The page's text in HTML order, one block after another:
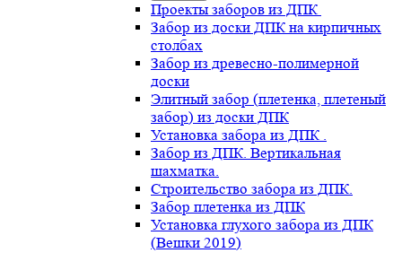
Проекты заборов из ДПК
Забор из доски ДПК на кирпичных
столбах
Забор из древесно-полимерной
доски
Элитный забор (плетенка, плетеный
забор) из доски ДПК
Установка забора из ДПК .
Забор из ДПК. Вертикальная
шахматка.
Строительство забора из ДПК.
Забор плетенка из ДПК
Установка глухого забора из ДПК
(Вешки 2019)